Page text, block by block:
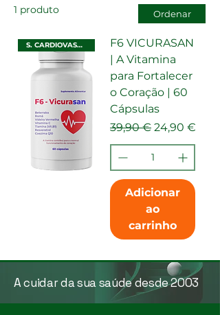
1 produto Ordenar
S. CARDIOVASCULAR
F6 VICURASAN
| A Vitamina
para Fortalecer
o Coração | 60
Cápsulas
Preço normal
39,90 € Preço
24,90 €
Adicionar
ao
carrinho
A cuidar da sua saúde desde 2003